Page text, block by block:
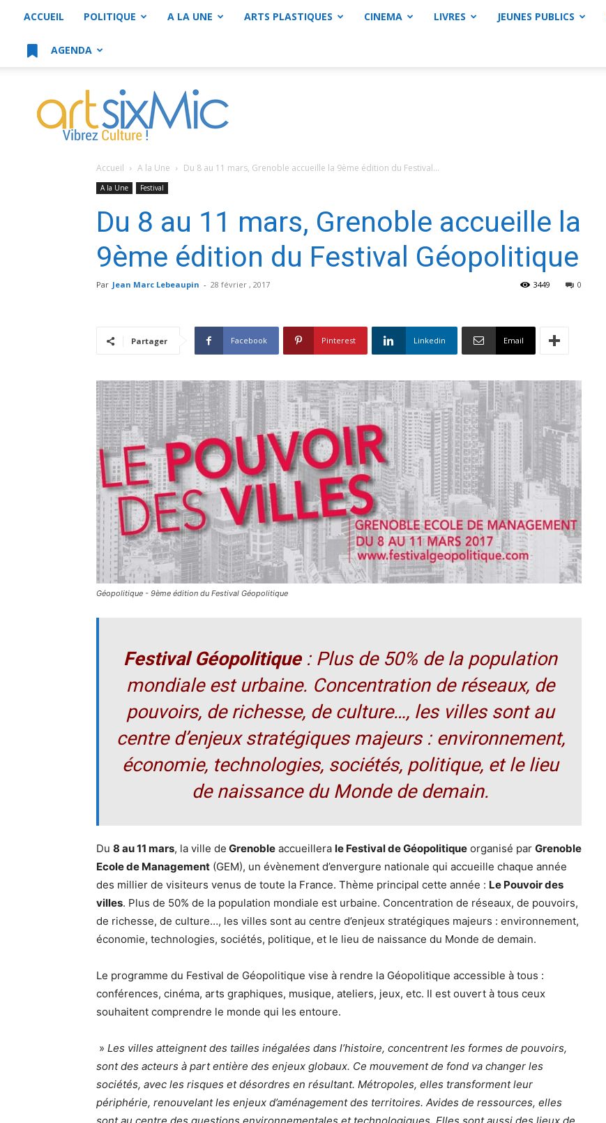
ACCUEIL POLITIQUE A LA UNE ARTS PLASTIQUES CINEMA LIVRES JEUNES PUBLICS
AGENDA
artsixMic
Accueil A la Une Du 8 au 11 mars, Grenoble accueille la 9ème édition du Festival...
A la Une Festival
Du 8 au 11 mars, Grenoble accueille la
9ème édition du Festival Géopolitique
Par Jean Marc Lebeaupin - 28 février , 2017 0
3449
Partager Facebook Pinterest Linkedin Email
Géopolitique - 9ème édition du Festival Géopolitique
Festival Géopolitique: Plus de 50% de la population
mondiale est urbaine. Concentration de réseaux, de
pouvoirs, de richesse, de culture…, les villes sont au
centre d’enjeux stratégiques majeurs : environnement,
économie, technologies, sociétés, politique, et le lieu
de naissance du Monde de demain.
Du 8 au 11 mars, la ville de Grenoble accueillera le Festival de Géopolitique organisé par Grenoble
Ecole de Management (GEM), un évènement d’envergure nationale qui accueille chaque année
des millier de visiteurs venus de toute la France. Thème principal cette année : Le Pouvoir des
villes. Plus de 50% de la population mondiale est urbaine. Concentration de réseaux, de pouvoirs,
de richesse, de culture…, les villes sont au centre d’enjeux stratégiques majeurs : environnement,
économie, technologies, sociétés, politique, et le lieu de naissance du Monde de demain.
Le programme du Festival de Géopolitique vise à rendre la Géopolitique accessible à tous :
conférences, cinéma, arts graphiques, musique, ateliers, jeux, etc. Il est ouvert à tous ceux
souhaitent comprendre le monde qui les entoure.
» Les villes atteignent des tailles inégalées dans l’histoire, concentrent les formes de pouvoirs,
sont des acteurs à part entière des enjeux globaux. Ce mouvement de fond va changer les
sociétés, avec les risques et désordres en résultant. Métropoles, elles transforment leur
périphérie, renouvelant les enjeux d’aménagement des territoires. Avides de ressources, elles